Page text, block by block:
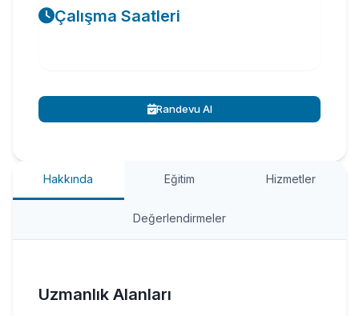
Çalışma Saatleri
Randevu Al
Hakkında Eğitim Hizmetler
Değerlendirmeler
Uzmanlık Alanları